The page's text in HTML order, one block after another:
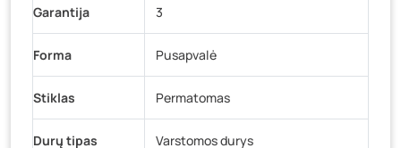
Garantija 3
Forma Pusapvalė
Stiklas Permatomas
Durų tipas Varstomos durys